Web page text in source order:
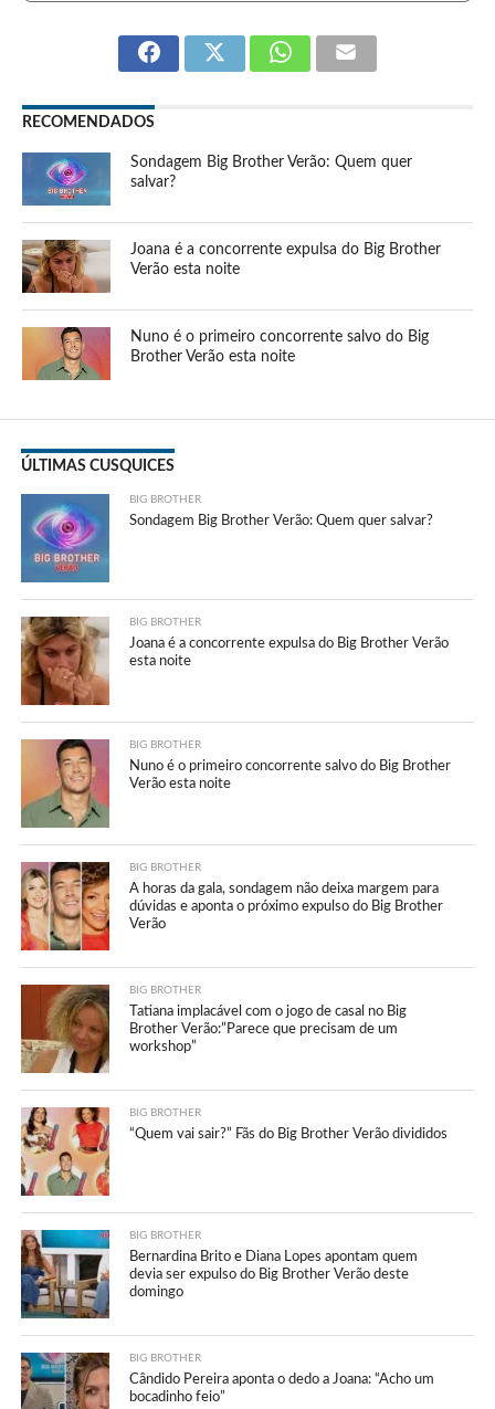
RECOMENDADOS
Sondagem Big Brother Verão: Quem quer
salvar?
Joana é a concorrente expulsa do Big Brother
Verão esta noite
Nuno é o primeiro concorrente salvo do Big
Brother Verão esta noite
ÚLTIMAS CUSQUICES
BIG BROTHER
Sondagem Big Brother Verão: Quem quer salvar?
BIG BROTHER
Joana é a concorrente expulsa do Big Brother Verão
esta noite
BIG BROTHER
Nuno é o primeiro concorrente salvo do Big Brother
Verão esta noite
BIG BROTHER
A horas da gala, sondagem não deixa margem para
dúvidas e aponta o próximo expulso do Big Brother
Verão
BIG BROTHER
Tatiana implacável com o jogo de casal no Big
Brother Verão:”Parece que precisam de um
workshop”
BIG BROTHER
“Quem vai sair?” Fãs do Big Brother Verão divididos
BIG BROTHER
Bernardina Brito e Diana Lopes apontam quem
devia ser expulso do Big Brother Verão deste
domingo
BIG BROTHER
Cândido Pereira aponta o dedo a Joana: “Acho um
bocadinho feio”